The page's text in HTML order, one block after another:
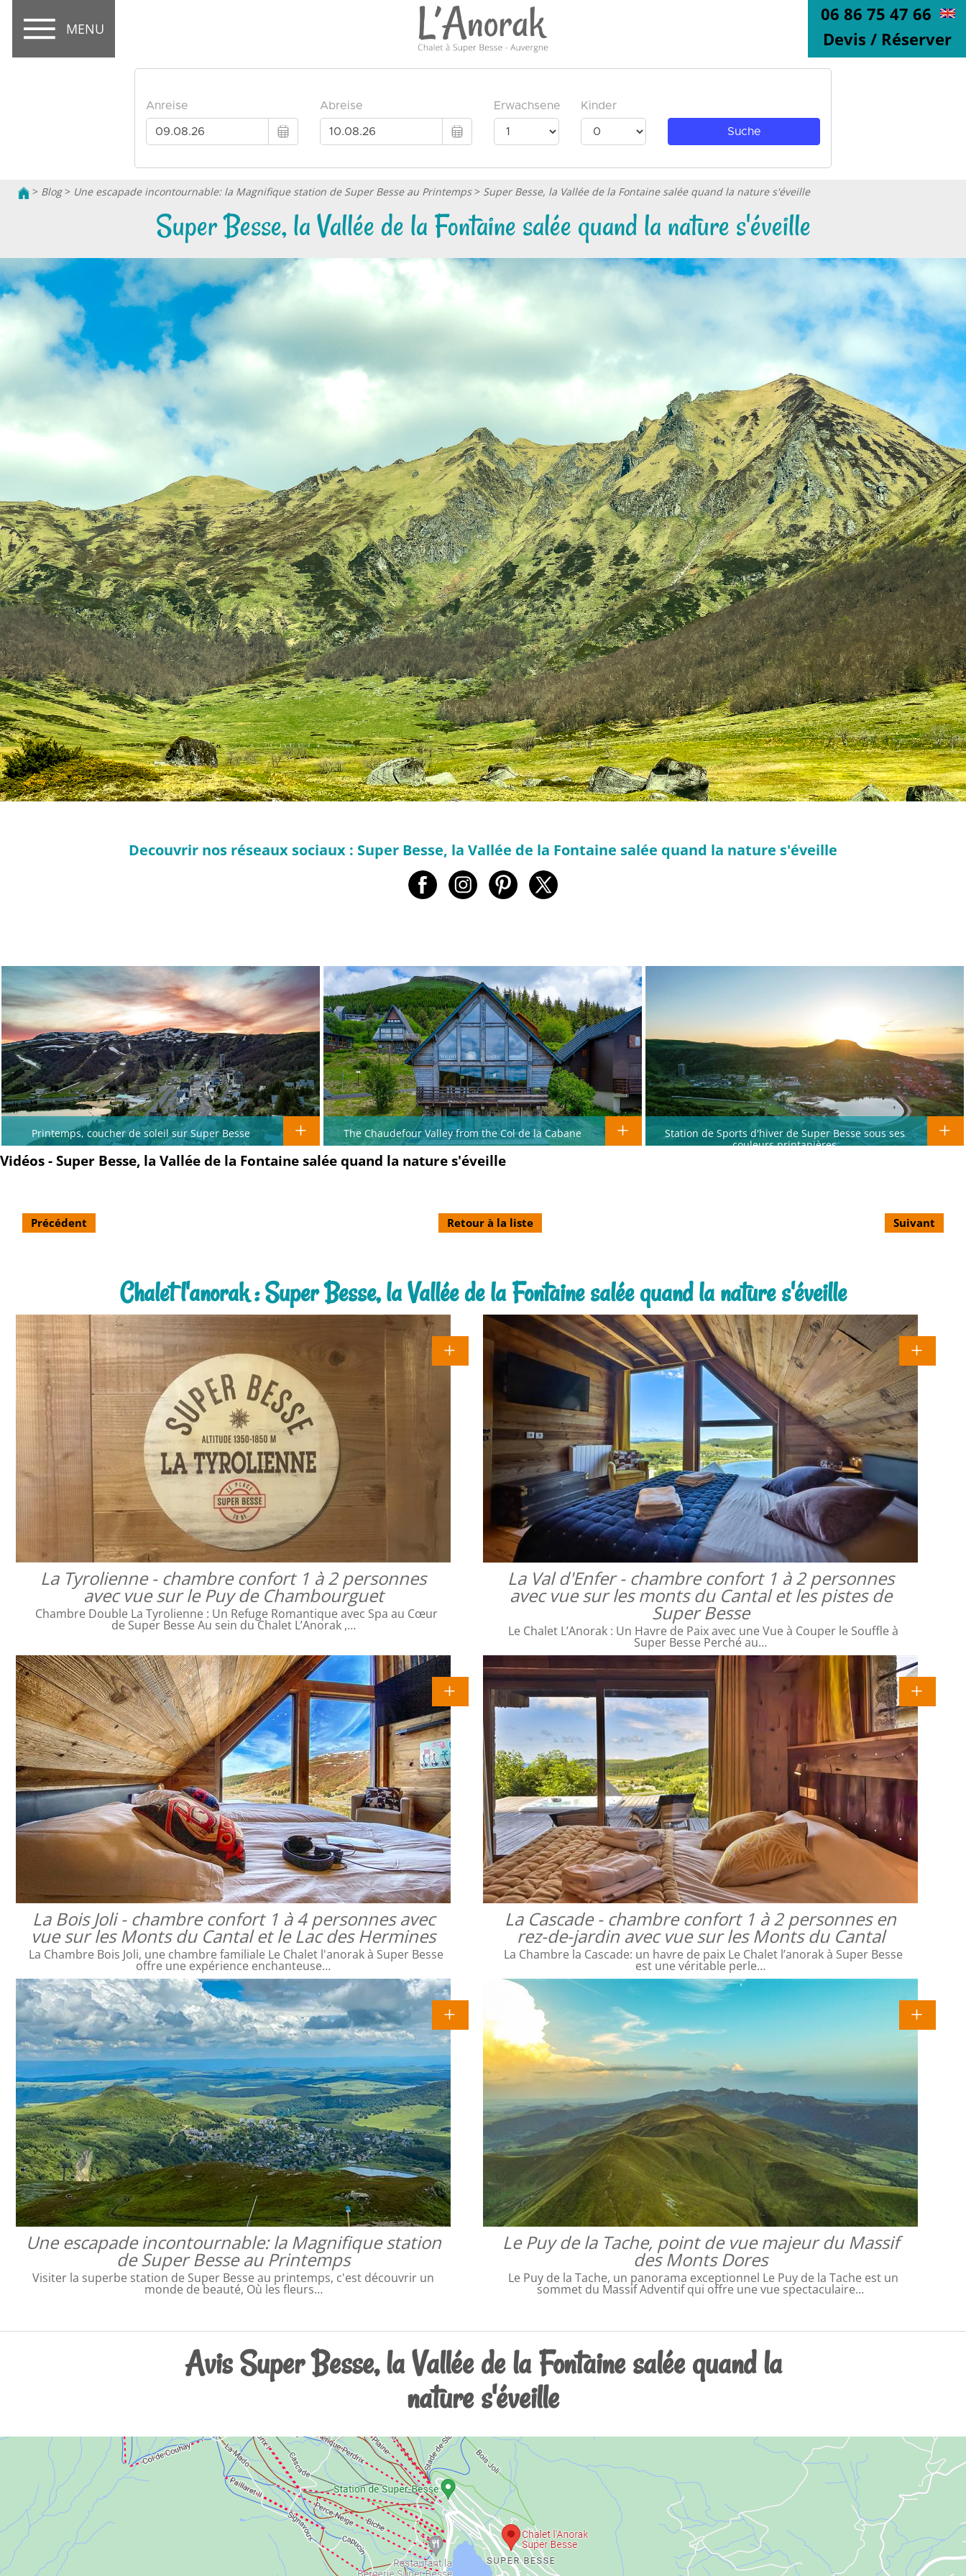
MENU
06 86 75 47 66
Devis / Réserver
> Blog> Une escapade incontournable: la Magnifique station de Super Besse au Printemps> Super Besse, la Vallée de la Fontaine salée quand la nature s'éveille
Super Besse, la Vallée de la Fontaine salée quand la nature s'éveille
Decouvrir nos réseaux sociaux : Super Besse, la Vallée de la Fontaine salée quand la nature s'éveille
Printemps, coucher de soleil sur Super Besse The Chaudefour Valley from the Col de la Cabane
Station de Sports d'hiver de Super Besse sous ses
couleurs printanières
Vidéos - Super Besse, la Vallée de la Fontaine salée quand la nature s'éveille
Précédent Retour à la liste Suivant
Chalet l'anorak : Super Besse, la Vallée de la Fontaine salée quand la nature s'éveille
La Tyrolienne - chambre confort 1 à 2 personnes
avec vue sur le Puy de Chambourguet
Chambre Double La Tyrolienne : Un Refuge Romantique avec Spa au Cœur
de Super Besse Au sein du Chalet L’Anorak ,…
La Val d'Enfer - chambre confort 1 à 2 personnes
avec vue sur les monts du Cantal et les pistes de
Super Besse
Le Chalet L’Anorak : Un Havre de Paix avec une Vue à Couper le Souffle à
Super Besse Perché au…
La Bois Joli - chambre confort 1 à 4 personnes avec
vue sur les Monts du Cantal et le Lac des Hermines
La Chambre Bois Joli, une chambre familiale Le Chalet l'anorak à Super Besse
offre une expérience enchanteuse…
La Cascade - chambre confort 1 à 2 personnes en
rez-de-jardin avec vue sur les Monts du Cantal
La Chambre la Cascade: un havre de paix Le Chalet l’anorak à Super Besse
est une véritable perle…
Une escapade incontournable: la Magnifique station
de Super Besse au Printemps
Visiter la superbe station de Super Besse au printemps, c'est découvrir un
monde de beauté, Où les fleurs…
Le Puy de la Tache, point de vue majeur du Massif
des Monts Dores
Le Puy de la Tache, un panorama exceptionnel Le Puy de la Tache est un
sommet du Massif Adventif qui offre une vue spectaculaire…
Avis Super Besse, la Vallée de la Fontaine salée quand la
nature s'éveille